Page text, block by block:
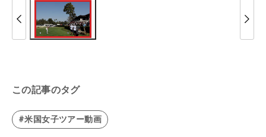
この記事のタグ
#米国女子ツアー動画